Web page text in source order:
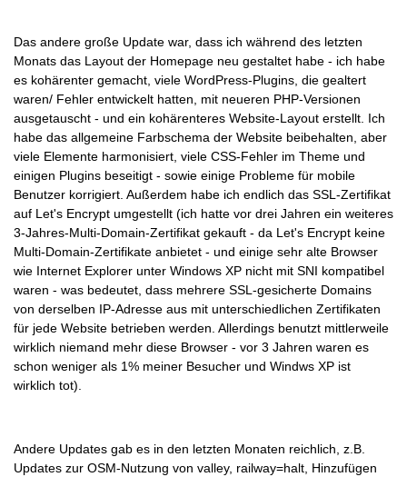
Das andere große Update war, dass ich während des letzten
Monats das Layout der Homepage neu gestaltet habe - ich habe
es kohärenter gemacht, viele WordPress-Plugins, die gealtert
waren/ Fehler entwickelt hatten, mit neueren PHP-Versionen
ausgetauscht - und ein kohärenteres Website-Layout erstellt. Ich
habe das allgemeine Farbschema der Website beibehalten, aber
viele Elemente harmonisiert, viele CSS-Fehler im Theme und
einigen Plugins beseitigt - sowie einige Probleme für mobile
Benutzer korrigiert. Außerdem habe ich endlich das SSL-Zertifikat
auf Let's Encrypt umgestellt (ich hatte vor drei Jahren ein weiteres
3-Jahres-Multi-Domain-Zertifikat gekauft - da Let's Encrypt keine
Multi-Domain-Zertifikate anbietet - und einige sehr alte Browser
wie Internet Explorer unter Windows XP nicht mit SNI kompatibel
waren - was bedeutet, dass mehrere SSL-gesicherte Domains
von derselben IP-Adresse aus mit unterschiedlichen Zertifikaten
für jede Website betrieben werden. Allerdings benutzt mittlerweile
wirklich niemand mehr diese Browser - vor 3 Jahren waren es
schon weniger als 1% meiner Besucher und Windws XP ist
wirklich tot).
Andere Updates gab es in den letzten Monaten reichlich, z.B.
Updates zur OSM-Nutzung von valley, railway=halt, Hinzufügen